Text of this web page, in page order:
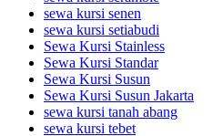
sewa kursi senen
sewa kursi setiabudi
Sewa Kursi Stainless
Sewa Kursi Standar
Sewa Kursi Susun
Sewa Kursi Susun Jakarta
sewa kursi tanah abang
sewa kursi tebet